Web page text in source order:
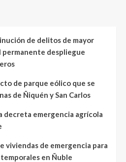
de delitos de mayor
permanente despliegue
de parque eólico que se
de Ñiquén y San Carlos
emergencia agrícola
viviendas de emergencia para
en Ñuble